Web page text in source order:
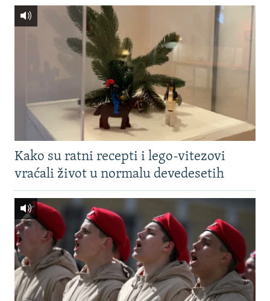
Kako su ratni recepti i lego-vitezovi
vraćali život u normalu devedesetih